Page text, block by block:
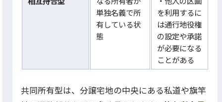
単独名義で所
有している状
態
を利用するに
は通行地役権
の設定や承諾
が必要になる
ことがある
共同所有型は、分譲宅地の中央にある私道や旗竿